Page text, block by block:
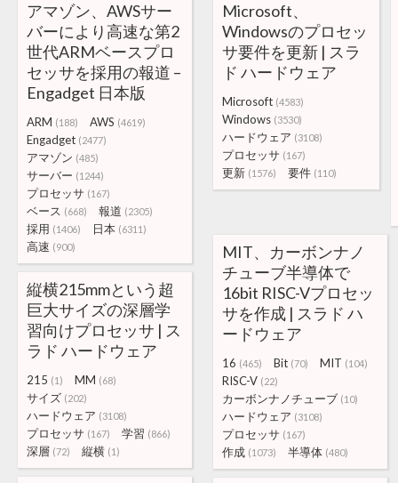
アマゾン、AWSサー
バーにより高速な第2
世代ARMベースプロ
セッサを採用の報道 –
Engadget 日本版
ARM (188) AWS (4619)
Engadget (2477)
アマゾン (485)
サーバー (1244)
プロセッサ (167)
ベース (668) 報道 (2305)
採用 (1406) 日本 (6311)
高速 (900)
Microsoft、
Windowsのプロセッ
サ要件を更新 | スラ
ド ハードウェア
Microsoft (4583)
Windows (3530)
ハードウェア (3108)
プロセッサ (167)
更新 (1576) 要件 (110)
MIT、カーボンナノ
チューブ半導体で
16bit RISC-Vプロセッ
サを作成 | スラド ハ
ードウェア
16 (465) Bit (70) MIT (104)
RISC-V (22)
カーボンナノチューブ (10)
ハードウェア (3108)
プロセッサ (167)
作成 (1073) 半導体 (480)
縦横215mmという超
巨大サイズの深層学
習向けプロセッサ | ス
ラド ハードウェア
215 (1) MM (68)
サイズ (202)
ハードウェア (3108)
プロセッサ (167) 学習 (866)
深層 (72) 縦横 (1)